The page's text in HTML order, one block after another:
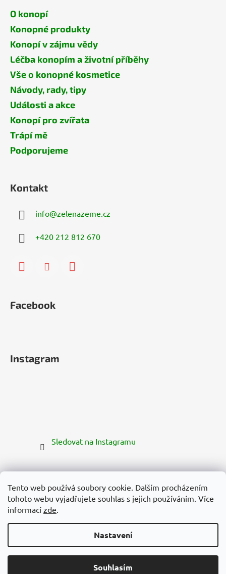
Tento web používá soubory cookie. Dalším procházením
tohoto webu vyjadřujete souhlas s jejich používáním. Více
informací zde.
Nastavení
Souhlasím
O konopí
Konopné produkty
Konopí v zájmu vědy
Léčba konopím a životní příběhy
Vše o konopné kosmetice
Návody, rady, tipy
Události a akce
Konopí pro zvířata
Trápí mě
Podporujeme
Kontakt
info@zelenazeme.cz
+420 212 812 670
Facebook
Instagram
Sledovat na Instagramu
Vytvořil Shoptet Premium
Copyright 2026Zelená Země. Všechna práva vyhrazena.
Upravit nastavení cookies